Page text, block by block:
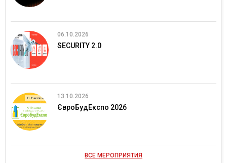
06.10.2026
SECURITY 2.0
13.10.2026
ЄвроБудЕкспо 2026
ВСЕ МЕРОПРИЯТИЯ